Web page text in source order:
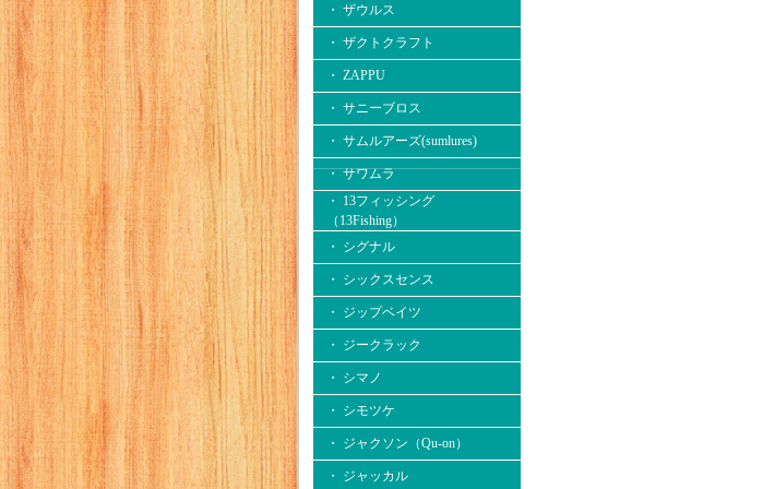
・ ザウルス
・ ザクトクラフト
・ ZAPPU
・ サニーブロス
・ サムルアーズ(sumlures)
・ サワムラ
・ 13フィッシング
（13Fishing）
・ シグナル
・ シックスセンス
・ ジップベイツ
・ ジークラック
・ シマノ
・ シモツケ
・ ジャクソン（Qu-on）
・ ジャッカル